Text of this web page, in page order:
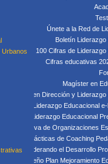
Urbanos
Únete a la Red de
Boletín
100 Cifras de
Cifras educativas
Magíster en
Diplomado en Dirección y
en Liderazgo Educacional
en Liderazgo Educacional
Directiva de Organizaciones
Taller: Prácticas de Coaching
Taller: Liderando el Desarrollo
Taller: Diseño Plan Mejoramiento